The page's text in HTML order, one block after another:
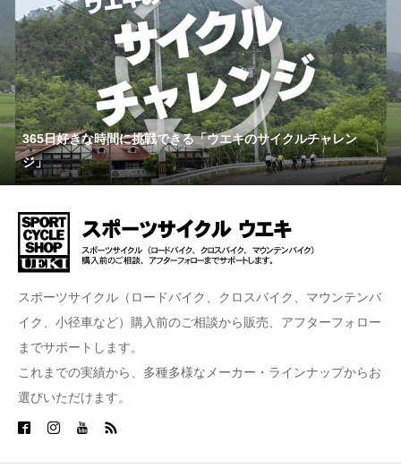
365日好きな時間に挑戦できる「ウエキのサイクルチャレン
ジ」
スポーツサイクル（ロードバイク、クロスバイク、マウンテンバ
イク、小径車など）購入前のご相談から販売、アフターフォロー
までサポートします。
これまでの実績から、多種多様なメーカー・ラインナップからお
選びいただけます。